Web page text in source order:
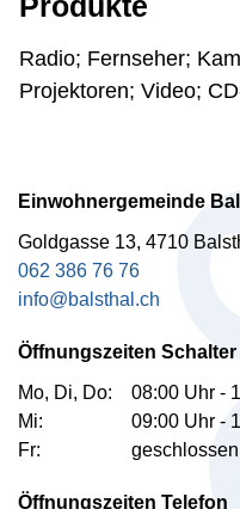
Radio; Fernseher;
Projektoren; Video;
Einwohnergemeinde
Goldgasse 13, 4710
062 386 76 76
info@balsthal.ch
Öffnungszeiten Schalter
Mo, Di, Do:
08:00 Uhr -
Mi:
09:00 Uhr -
Fr:
geschlossen
Öffnungszeiten Telefon